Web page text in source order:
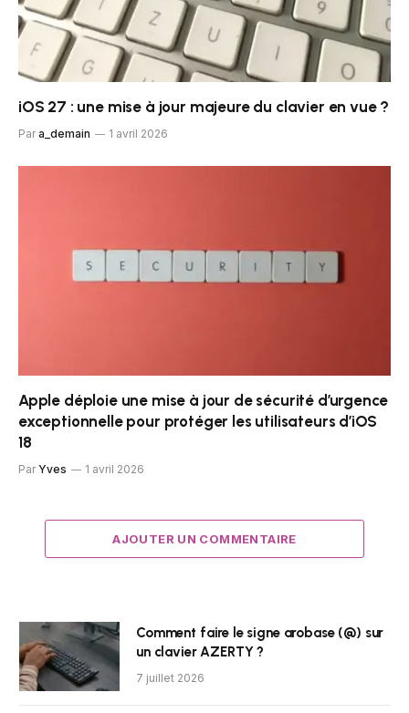
iOS 27 : une mise à jour majeure du clavier en vue ?
Par a_demain 1 avril 2026
Apple déploie une mise à jour de sécurité d’urgence
exceptionnelle pour protéger les utilisateurs d’iOS
18
Par Yves 1 avril 2026
AJOUTER UN COMMENTAIRE
Comment faire le signe arobase (@) sur
un clavier AZERTY ?
7 juillet 2026